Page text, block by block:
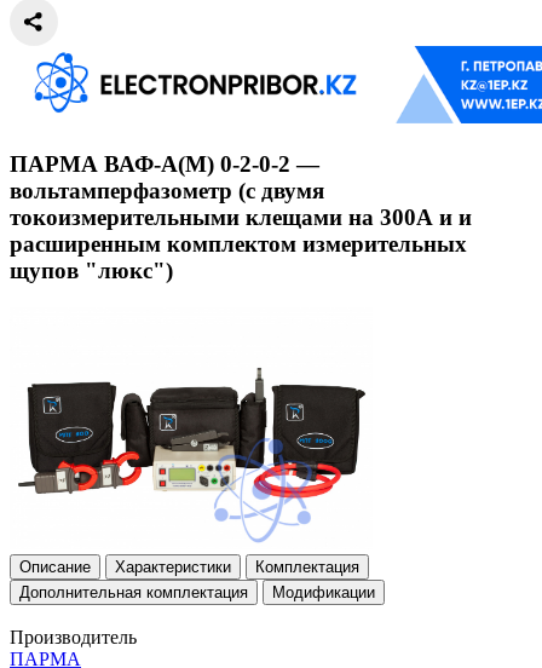
ПАРМА ВАФ-А(М) 0-2-0-2 —
вольтамперфазометр (с двумя
токоизмерительными клещами на 300А и и
расширенным комплектом измерительных
щупов "люкс")
Описание Характеристики
Комплектация
Дополнительная комплектация
Модификации
Производитель
ПAРМА